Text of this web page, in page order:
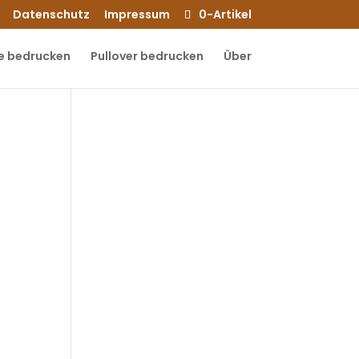
Datenschutz Impressum 0-Artikel
bedrucken Pullover bedrucken Über